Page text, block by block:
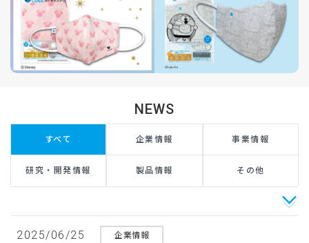
NEWS
すべて 企業情報 事業情報
研究・開発情報 製品情報 その他
2025/06/25 企業情報